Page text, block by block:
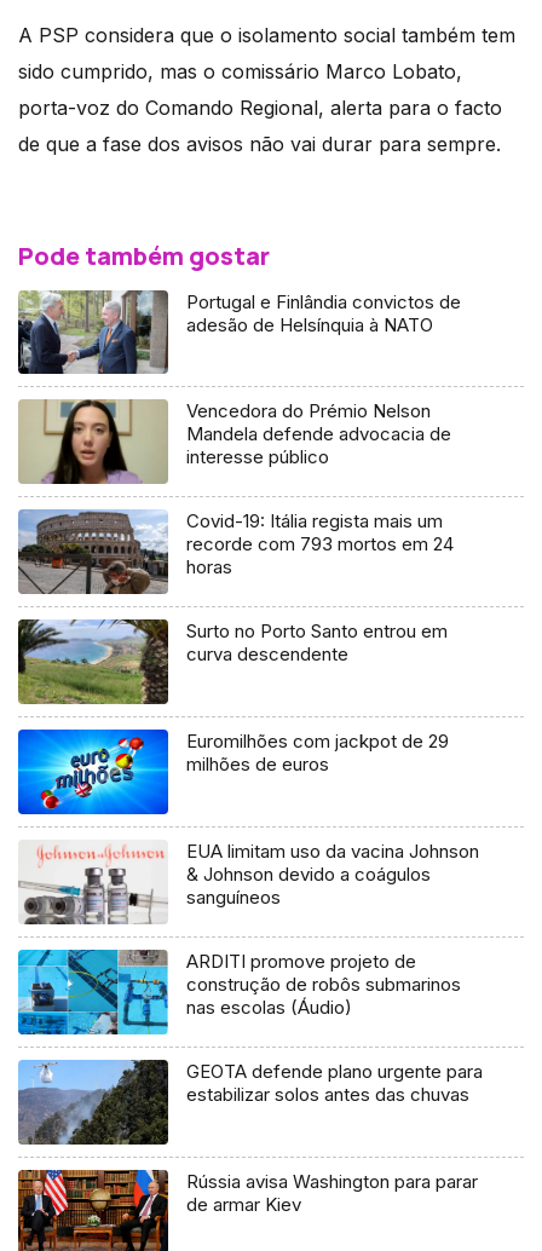
A PSP considera que o isolamento social também tem
sido cumprido, mas o comissário Marco Lobato,
porta-voz do Comando Regional, alerta para o facto
de que a fase dos avisos não vai durar para sempre.
Pode também gostar
Portugal e Finlândia convictos de
adesão de Helsínquia à NATO
Vencedora do Prémio Nelson
Mandela defende advocacia de
interesse público
Covid-19: Itália regista mais um
recorde com 793 mortos em 24
horas
Surto no Porto Santo entrou em
curva descendente
Euromilhões com jackpot de 29
milhões de euros
EUA limitam uso da vacina Johnson
& Johnson devido a coágulos
sanguíneos
ARDITI promove projeto de
construção de robôs submarinos
nas escolas (Áudio)
GEOTA defende plano urgente para
estabilizar solos antes das chuvas
Rússia avisa Washington para parar
de armar Kiev